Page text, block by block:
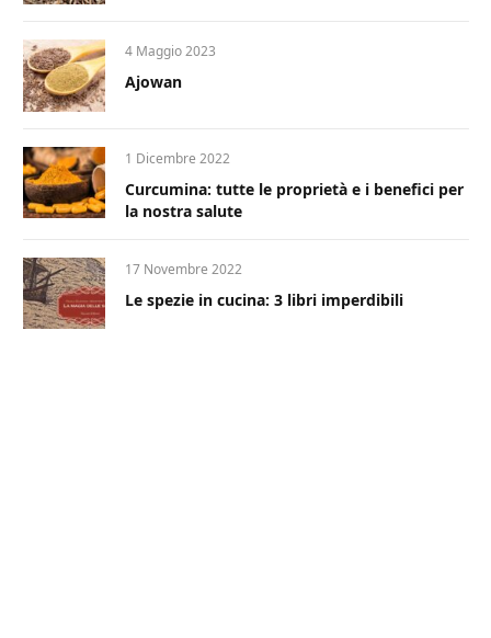
4 Maggio 2023
Ajowan
1 Dicembre 2022
Curcumina: tutte le proprietà e i benefici per
la nostra salute
17 Novembre 2022
Le spezie in cucina: 3 libri imperdibili